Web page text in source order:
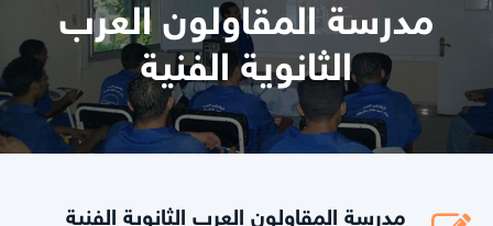
مدرسة المقاولون العرب
الثانوية الفنية
مدرسة المقاولون العرب الثانوية الفنية